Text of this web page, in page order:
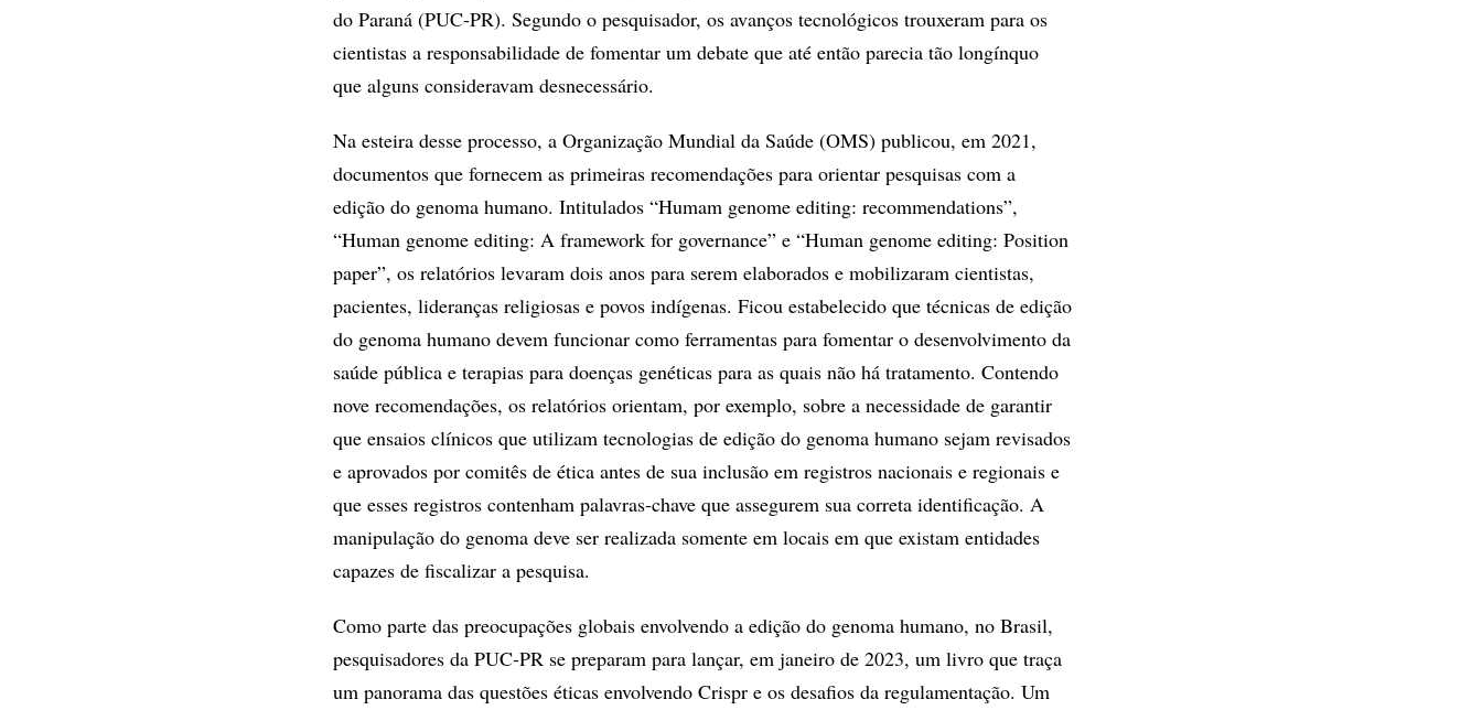
do Paraná (PUC-PR). Segundo o pesquisador, os avanços tecnológicos trouxeram para os
cientistas a responsabilidade de fomentar um debate que até então parecia tão longínquo
que alguns consideravam desnecessário.
Na esteira desse processo, a Organização Mundial da Saúde (OMS) publicou, em 2021,
documentos que fornecem as primeiras recomendações para orientar pesquisas com a
edição do genoma humano. Intitulados “Humam genome editing: recommendations”,
“Human genome editing: A framework for governance” e “Human genome editing: Position
paper”, os relatórios levaram dois anos para serem elaborados e mobilizaram cientistas,
pacientes, lideranças religiosas e povos indígenas. Ficou estabelecido que técnicas de edição
do genoma humano devem funcionar como ferramentas para fomentar o desenvolvimento da
saúde pública e terapias para doenças genéticas para as quais não há tratamento. Contendo
nove recomendações, os relatórios orientam, por exemplo, sobre a necessidade de garantir
que ensaios clínicos que utilizam tecnologias de edição do genoma humano sejam revisados
e aprovados por comitês de ética antes de sua inclusão em registros nacionais e regionais e
que esses registros contenham palavras-chave que assegurem sua correta identificação. A
manipulação do genoma deve ser realizada somente em locais em que existam entidades
capazes de fiscalizar a pesquisa.
Como parte das preocupações globais envolvendo a edição do genoma humano, no Brasil,
pesquisadores da PUC-PR se preparam para lançar, em janeiro de 2023, um livro que traça
um panorama das questões éticas envolvendo Crispr e os desafios da regulamentação. Um